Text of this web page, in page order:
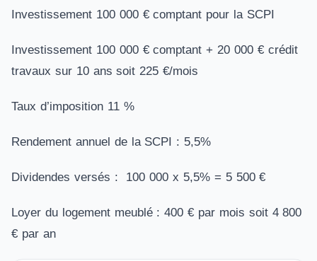
Investissement 100 000 € comptant pour la SCPI
Investissement 100 000 € comptant + 20 000 € crédit
travaux sur 10 ans soit 225 €/mois
Taux d’imposition 11 %
Rendement annuel de la SCPI : 5,5%
Dividendes versés : 100 000 x 5,5% = 5 500 €
Loyer du logement meublé : 400 € par mois soit 4 800
€ par an